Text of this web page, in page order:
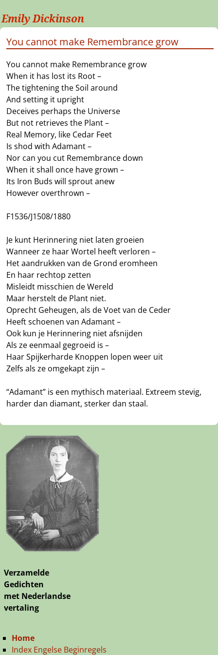
Emily Dickinson
You cannot make Remembrance grow
You cannot make Remembrance grow
When it has lost its Root –
The tightening the Soil around
And setting it upright
Deceives perhaps the Universe
But not retrieves the Plant –
Real Memory, like Cedar Feet
Is shod with Adamant –
Nor can you cut Remembrance down
When it shall once have grown –
Its Iron Buds will sprout anew
However overthrown –
F1536/J1508/1880
Je kunt Herinnering niet laten groeien
Wanneer ze haar Wortel heeft verloren –
Het aandrukken van de Grond eromheen
En haar rechtop zetten
Misleidt misschien de Wereld
Maar herstelt de Plant niet.
Oprecht Geheugen, als de Voet van de Ceder
Heeft schoenen van Adamant –
Ook kun je Herinnering niet afsnijden
Als ze eenmaal gegroeid is –
Haar Spijkerharde Knoppen lopen weer uit
Zelfs als ze omgekapt zijn –
“Adamant” is een mythisch materiaal. Extreem stevig,
harder dan diamant, sterker dan staal.
Verzamelde
Gedichten
met Nederlandse
vertaling
Home
Index Engelse Beginregels